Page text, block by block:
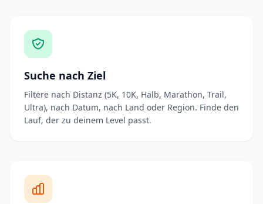
Suche nach Ziel
Filtere nach Distanz (5K, 10K, Halb, Marathon, Trail,
Ultra), nach Datum, nach Land oder Region. Finde den
Lauf, der zu deinem Level passt.